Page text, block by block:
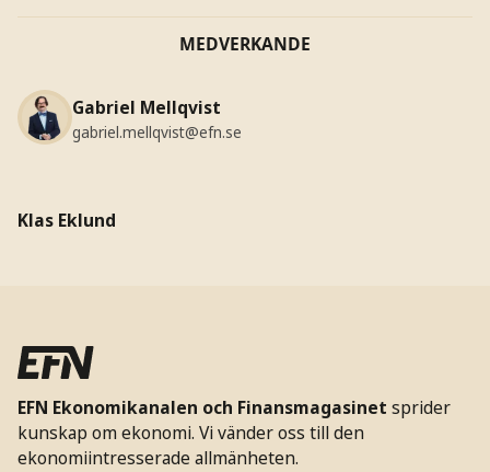
MEDVERKANDE
Gabriel Mellqvist
gabriel.mellqvist@efn.se
Klas Eklund
EFN Ekonomikanalen och Finansmagasinet sprider
kunskap om ekonomi. Vi vänder oss till den
ekonomiintresserade allmänheten.